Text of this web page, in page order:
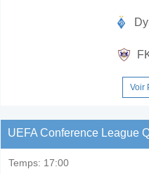
Voir
UEFA Conference League
Temps: 17:00